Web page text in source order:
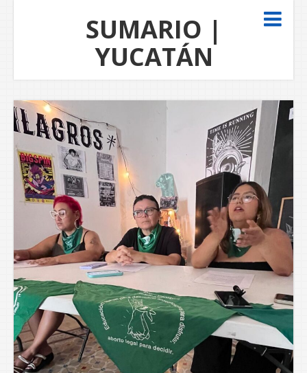
SUMARIO |
YUCATÁN